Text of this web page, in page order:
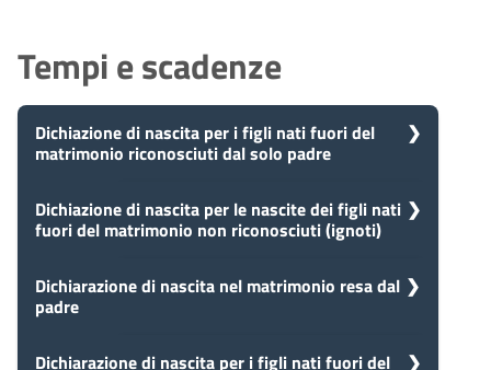
Tempi e scadenze
Dichiazione di nascita per i figli nati fuori del
matrimonio riconosciuti dal solo padre
5 Presa in carico
Dopo aver presentato la tua
procedimento e prenderà in carico
la tua domanda in 5 giorni.
Dichiazione di nascita per le nascite dei figli nati
fuori del matrimonio non riconosciuti (ignoti)
5
giorni
Presa in carico
procedimento e prenderà in carico
Dichiarazione di nascita nel matrimonio resa dal
padre
Dichiarazione di nascita per i figli nati fuori del